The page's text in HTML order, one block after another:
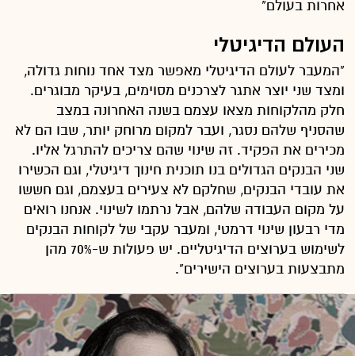
אחרות בעולם"
העולם הדיגיטלי
"המעבר לעולם הדיגיטלי מאפשר מצד אחד נוחות גדולה,
ומצד שני יוצר אתגר לצרכנים מסוימים, בעיקר מבוגרים.
חלק מהלקוחות מצאו עצמם בשנה האחרונה במצב
שהסניף שלהם נסגר, ועבר למקום מרוחק יותר, שבו הם לא
מכירים את הפקיד. זה שינוי שהם צריכים להתרגל אליו.
שני הבנקים הגדולים בנו תוכנית חינוך דיגיטלי, וגם הכשירו
את עובדי הבנקים, שחלקם לא צעירים בעצמם, וגם חששו
על מקום העבודה שלהם, אבל נרתמו לשינוי. אנחנו רואים
מדי רבעון שינוי דרמטי, ומעבר עקבי של לקוחות הבנקים
לשימוש בערוצים הדיגיטליים. יש פעולות ש-70% מהן
מתבצעות בערוצים הישירים".